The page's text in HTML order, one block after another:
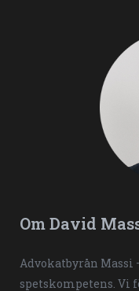
Om David
Advokatbyrån Massi
spetskompetens. Vi